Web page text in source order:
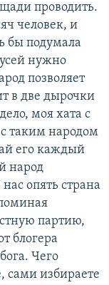
проводить.
человек, и
бы подумала
нужно
позволяет
в две дырочки
моя хата с
таким народом
его каждый
народ
опять страна
партию,
блогера
Чего
сами избираете